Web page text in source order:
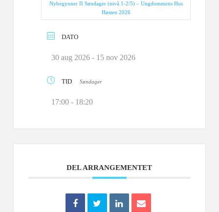
Nybegynner II Søndager (nivå 1-2/5) – Ungdommens Hus
Høsten 2026
DATO
30 aug 2026 - 15 nov 2026
TID Søndager
17:00 - 18:20
DEL ARRANGEMENTET